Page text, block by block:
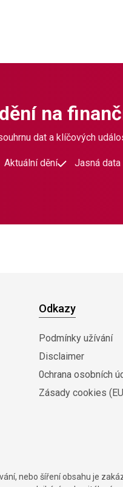
na
dat a klíčových
Aktuální dění Jasná data
Odkazy
Podmínky užívání
Disclaimer
0chrana osobních
Zásady cookies
nebo šíření obsahu je